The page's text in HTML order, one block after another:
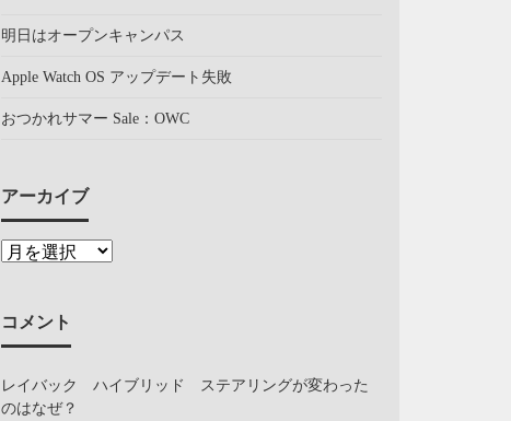
明日はオープンキャンパス
Apple Watch OS アップデート失敗
おつかれサマー Sale：OWC
アーカイブ
コメント
レイバック ハイブリッド ステアリングが変わった
のはなぜ？